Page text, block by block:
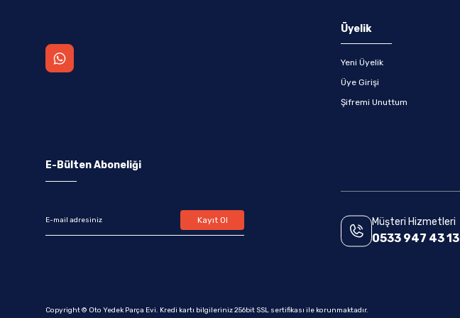
Üyelik
Yeni Üyelik
Üye Girişi
Şifremi Unuttum
E-Bülten Aboneliği
Kayıt Ol Müşteri Hizmetleri
0533 947 43 13
Copyright © Oto Yedek Parça Evi. Kredi kartı bilgileriniz 256bit SSL sertifikası ile korunmaktadır.